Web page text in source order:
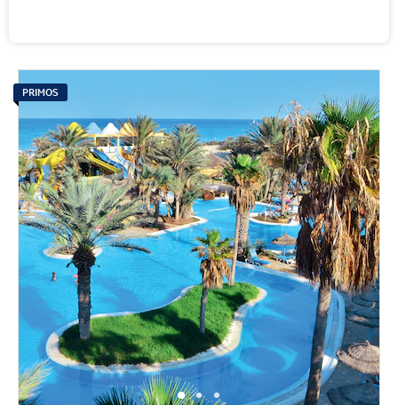
PRIMOS